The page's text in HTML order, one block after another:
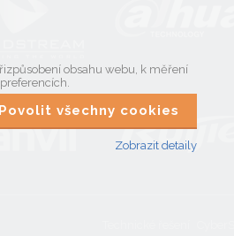
obsahu webu, k měření
Povolit všechny cookies
Zobrazit detaily